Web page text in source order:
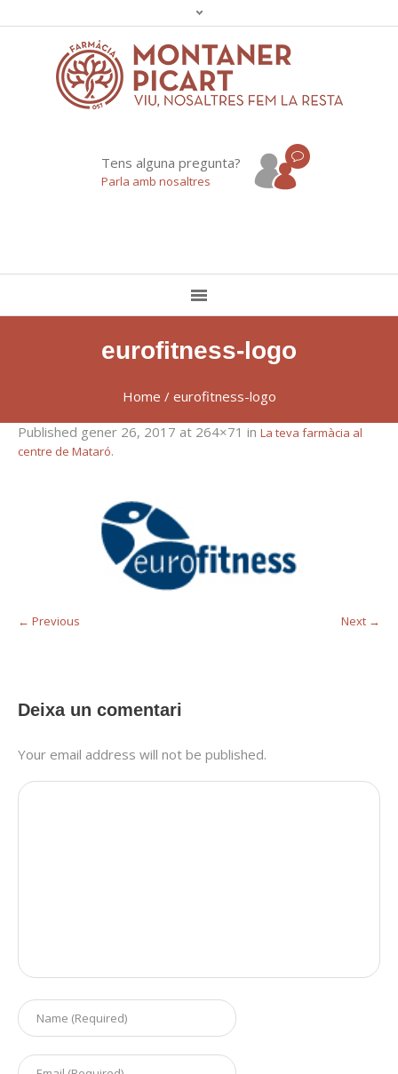
Tens alguna pregunta?
Parla amb nosaltres
eurofitness-logo
Home / eurofitness-logo
Published gener 26, 2017 at 264×71 in La teva farmàcia al
centre de Mataró.
← Previous Next →
Deixa un comentari
Your email address will not be published.